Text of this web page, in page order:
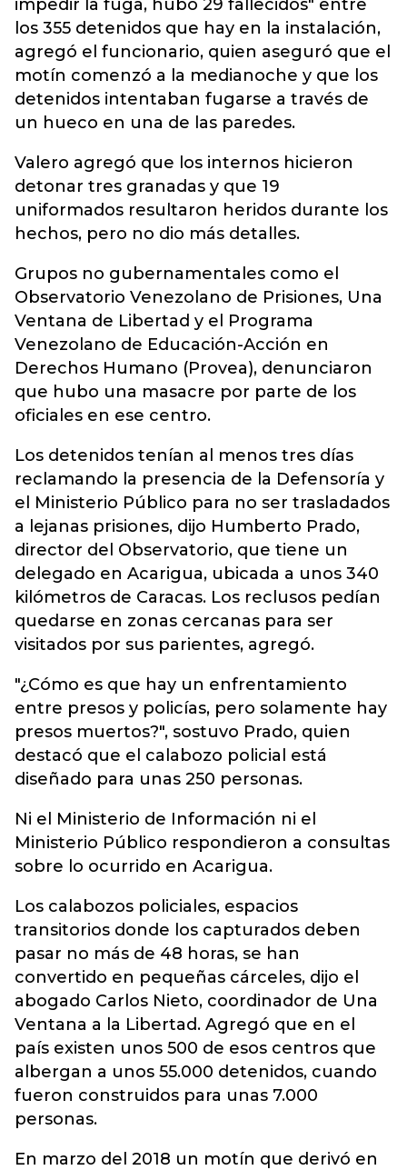
impedir la fuga, hubo 29 fallecidos" entre
los 355 detenidos que hay en la instalación,
agregó el funcionario, quien aseguró que el
motín comenzó a la medianoche y que los
detenidos intentaban fugarse a través de
un hueco en una de las paredes.
Valero agregó que los internos hicieron
detonar tres granadas y que 19
uniformados resultaron heridos durante los
hechos, pero no dio más detalles.
Grupos no gubernamentales como el
Observatorio Venezolano de Prisiones, Una
Ventana de Libertad y el Programa
Venezolano de Educación-Acción en
Derechos Humano (Provea), denunciaron
que hubo una masacre por parte de los
oficiales en ese centro.
Los detenidos tenían al menos tres días
reclamando la presencia de la Defensoría y
el Ministerio Público para no ser trasladados
a lejanas prisiones, dijo Humberto Prado,
director del Observatorio, que tiene un
delegado en Acarigua, ubicada a unos 340
kilómetros de Caracas. Los reclusos pedían
quedarse en zonas cercanas para ser
visitados por sus parientes, agregó.
"¿Cómo es que hay un enfrentamiento
entre presos y policías, pero solamente hay
presos muertos?", sostuvo Prado, quien
destacó que el calabozo policial está
diseñado para unas 250 personas.
Ni el Ministerio de Información ni el
Ministerio Público respondieron a consultas
sobre lo ocurrido en Acarigua.
Los calabozos policiales, espacios
transitorios donde los capturados deben
pasar no más de 48 horas, se han
convertido en pequeñas cárceles, dijo el
abogado Carlos Nieto, coordinador de Una
Ventana a la Libertad. Agregó que en el
país existen unos 500 de esos centros que
albergan a unos 55.000 detenidos, cuando
fueron construidos para unas 7.000
personas.
En marzo del 2018 un motín que derivó en